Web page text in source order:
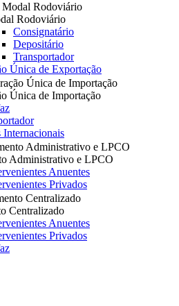
Modal Rodoviário
Rodoviário
Consignatário
Depositário
Transportador
Única de Exportação
Única de Importação
Única de Importação
Internacionais
Administrativo e LPCO
Administrativo e LPCO
Anuentes
Privados
Centralizado
Centralizado
Anuentes
Privados